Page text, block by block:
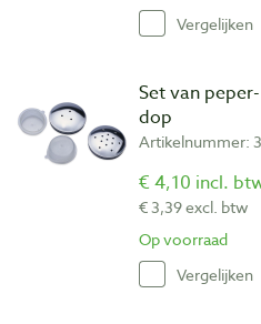
Vergelijken
Set van
dop
Artikelnummer:
€ 4,10 incl.
€ 3,39 excl. btw
Op voorraad
Vergelijken